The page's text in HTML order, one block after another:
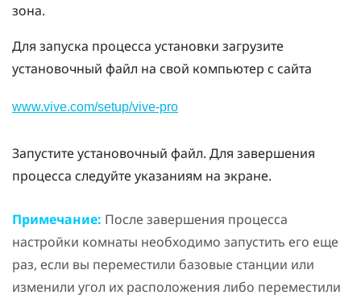
зона.
Для запуска процесса установки загрузите
установочный файл на свой компьютер с сайта
www.vive.com/setup/vive-pro
Запустите установочный файл. Для завершения
процесса следуйте указаниям на экране.
Примечание: После завершения процесса
настройки комнаты необходимо запустить его еще
раз, если вы переместили базовые станции или
изменили угол их расположения либо переместили